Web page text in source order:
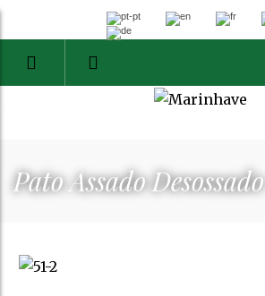
Pato Assado Desossado